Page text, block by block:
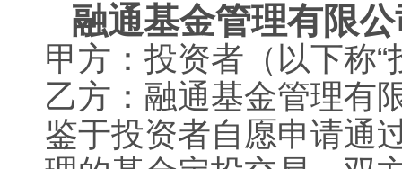
融通基金管理有限
甲方：投资者（以下称“
乙方：融通基金管理有
鉴于投资者自愿申请通